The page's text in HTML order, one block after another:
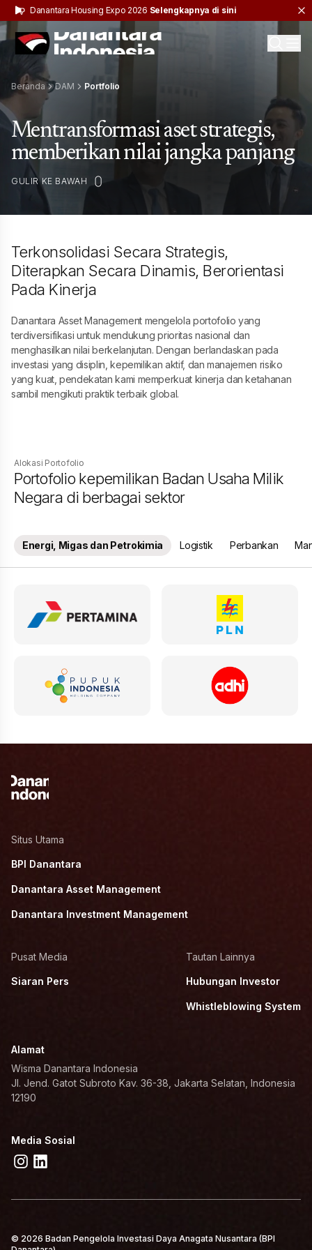
Danantara Housing Expo 2026Selengkapnya di sini
Beranda DAM Portfolio
Mentransformasi aset strategis,
memberikan nilai jangka panjang
GULIR KE BAWAH
Terkonsolidasi Secara Strategis,
Diterapkan Secara Dinamis, Berorientasi
Pada Kinerja
Danantara Asset Management mengelola portofolio yang
terdiversifikasi untuk mendukung prioritas nasional dan
menghasilkan nilai berkelanjutan. Dengan berlandaskan pada
investasi yang disiplin, kepemilikan aktif, dan manajemen risiko
yang kuat, pendekatan kami memperkuat kinerja dan ketahanan
sambil mengikuti praktik terbaik global.
Alokasi Portofolio
Portofolio kepemilikan Badan Usaha Milik
Negara di berbagai sektor
Energi, Migas dan Petrokimia Logistik Perbankan
Situs Utama
BPI Danantara
Danantara Asset Management
Danantara Investment Management
Pusat Media
Siaran Pers
Tautan Lainnya
Hubungan Investor
Whistleblowing System
Alamat
Wisma Danantara Indonesia
Jl. Jend. Gatot Subroto Kav. 36-38, Jakarta Selatan, Indonesia
12190
Media Sosial
© 2026 Badan Pengelola Investasi Daya Anagata Nusantara (BPI